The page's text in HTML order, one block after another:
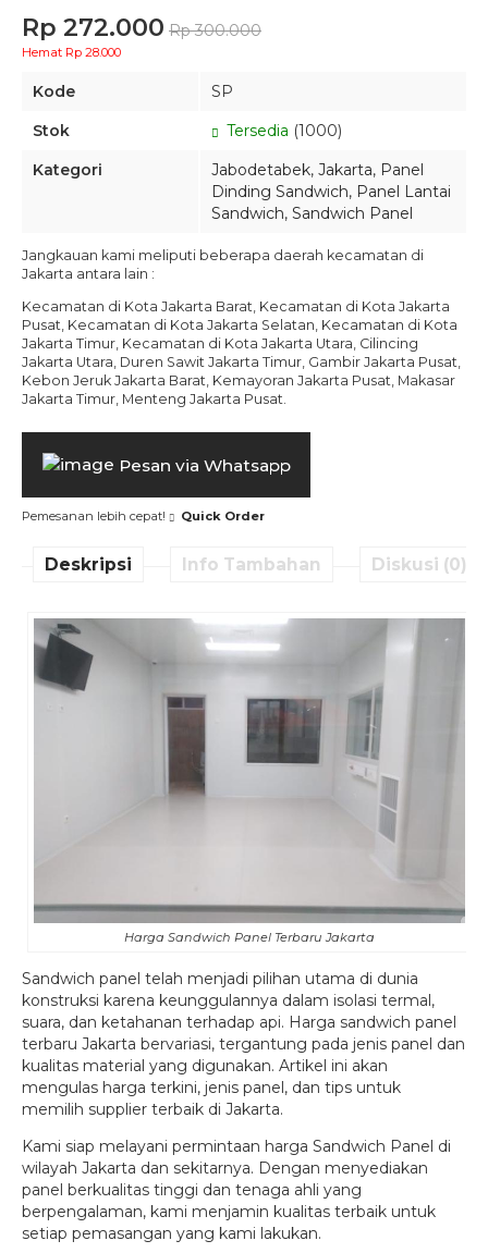
Rp 272.000 Rp 300.000
Hemat Rp 28.000
Kode
SP
Stok
Tersedia (1000)
Kategori
Jabodetabek, Jakarta, Panel
Dinding Sandwich, Panel Lantai
Sandwich, Sandwich Panel
Jangkauan kami meliputi beberapa daerah kecamatan di
Jakarta antara lain :
Kecamatan di Kota Jakarta Barat‎, Kecamatan di Kota Jakarta
Pusat‎, Kecamatan di Kota Jakarta Selatan‎, Kecamatan di Kota
Jakarta Timur, Kecamatan di Kota Jakarta Utara, Cilincing
Jakarta Utara, Duren Sawit Jakarta Timur, Gambir Jakarta Pusat,
Kebon Jeruk Jakarta Barat, Kemayoran Jakarta Pusat, Makasar
Jakarta Timur, Menteng Jakarta Pusat.
Pesan via Whatsapp
Pemesanan lebih cepat! Quick Order
Deskripsi Info Tambahan Diskusi (0)
Harga Sandwich Panel Terbaru Jakarta
Sandwich panel telah menjadi pilihan utama di dunia
konstruksi karena keunggulannya dalam isolasi termal,
suara, dan ketahanan terhadap api. Harga sandwich panel
terbaru Jakarta bervariasi, tergantung pada jenis panel dan
kualitas material yang digunakan. Artikel ini akan
mengulas harga terkini, jenis panel, dan tips untuk
memilih supplier terbaik di Jakarta.
Kami siap melayani permintaan harga Sandwich Panel di
wilayah Jakarta dan sekitarnya. Dengan menyediakan
panel berkualitas tinggi dan tenaga ahli yang
berpengalaman, kami menjamin kualitas terbaik untuk
setiap pemasangan yang kami lakukan.